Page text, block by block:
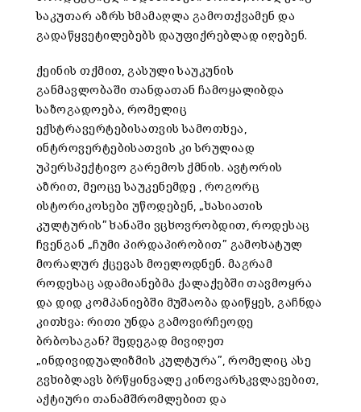
საკუთარ აზრს ხმამაღლა გამოთქვამენ და
გადაწყვეტილებებს დაუფიქრებლად იღებენ.
ქეინის თქმით, გასული საუკუნის
განმავლობაში თანდათან ჩამოყალიბდა
საზოგადოება, რომელიც
ექსტრავერტებისათვის სამოთხეა,
ინტროვერტებისათვის კი სრულიად
უპერსპექტივო გარემოს ქმნის. ავტორის
აზრით, მეოცე საუკენემდე , როგორც
ისტორიკოსები უწოდებენ, „ხასიათის
კულტურის” ხანაში ვცხოვრობდით, როდესაც
ჩვენგან „ჩუმი პირდაპირობით” გამოხატულ
მორალურ ქცევას მოელოდნენ. მაგრამ
როდესაც ადამიანებმა ქალაქებში თავმოყრა
და დიდ კომპანიებში მუშაობა დაიწყეს, გაჩნდა
კითხვა: რითი უნდა გამოვირჩეოდე
ბრბოსაგან? შედეგად მივიღეთ
„ინდივიდუალიზმის კულტურა”, რომელიც ასე
გვხიბლავს ბრწყინვალე კინოვარსკვლავებით,
აქტიური თანამშრომლებით და